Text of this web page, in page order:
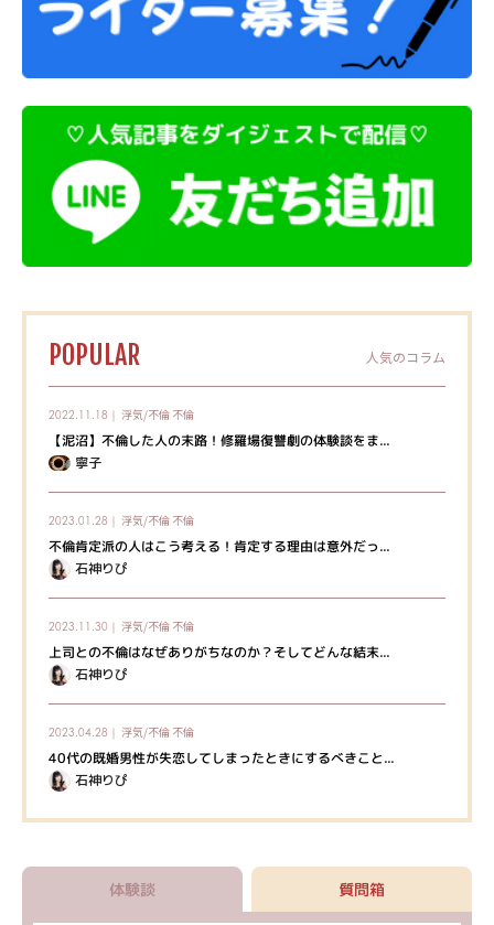
POPULAR 人気のコラム
2022.11.18｜ 浮気/不倫 不倫
【泥沼】不倫した人の末路！修羅場復讐劇の体験談をま...
寧子
2023.01.28｜ 浮気/不倫 不倫
不倫肯定派の人はこう考える！肯定する理由は意外だっ...
石神りぴ
2023.11.30｜ 浮気/不倫 不倫
上司との不倫はなぜありがちなのか？そしてどんな結末...
石神りぴ
2023.04.28｜ 浮気/不倫 不倫
40代の既婚男性が失恋してしまったときにするべきこと...
石神りぴ
体験談 質問箱